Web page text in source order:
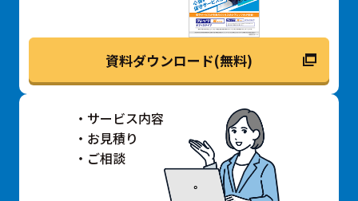
資料ダウンロード(無料)
サービス内容
お見積り
ご相談